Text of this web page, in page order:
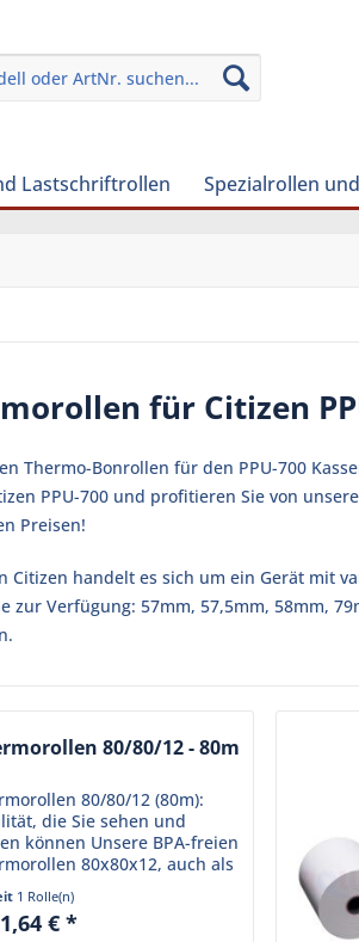
Lastschriftrollen Spezialrollen
für Citizen
Thermo-Bonrollen für den PPU-700
PPU-700 und profitieren Sie von
Preisen!
Citizen handelt es sich um ein Gerät mit
zur Verfügung: 57mm, 57,5mm, 58mm,
80/80/12 - 80m
80/80/12 (80m):
die Sie sehen und
können Unsere BPA-freien
80x80x12, auch als
80x80x12 oder
Bonrollen 80x80x12
stehen für Qualität und
1 Rolle(n)
€ *